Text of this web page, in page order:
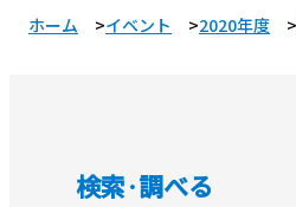
ホーム イベント 2020年度
検索·調べる